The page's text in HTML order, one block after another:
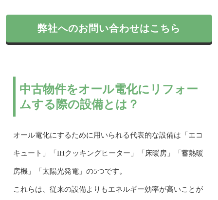
弊社へのお問い合わせはこちら
中古物件をオール電化にリフォー
ムする際の設備とは？
オール電化にするために用いられる代表的な設備は「エコ
キュート」「IHクッキングヒーター」「床暖房」「蓄熱暖
房機」「太陽光発電」の5つです。
これらは、従来の設備よりもエネルギー効率が高いことが